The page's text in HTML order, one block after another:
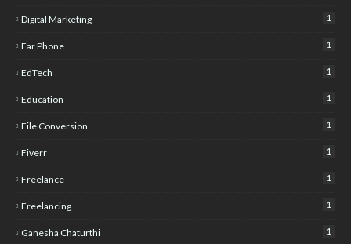
Digital Marketing 1
Ear Phone 1
EdTech 1
Education 1
File Conversion 1
Fiverr 1
Freelance 1
Freelancing 1
Ganesha Chaturthi 1